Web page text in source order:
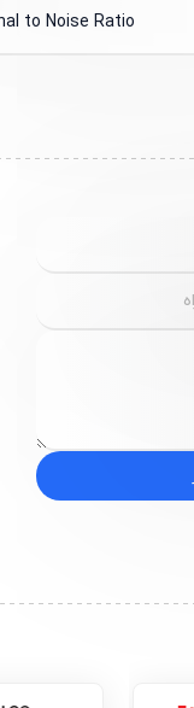
to Noise Ratio